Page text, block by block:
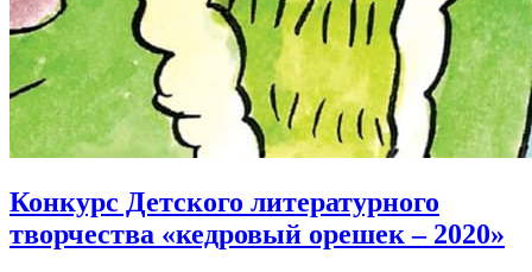
Конкурс Детского литературного
творчества «кедровый орешек – 2020»